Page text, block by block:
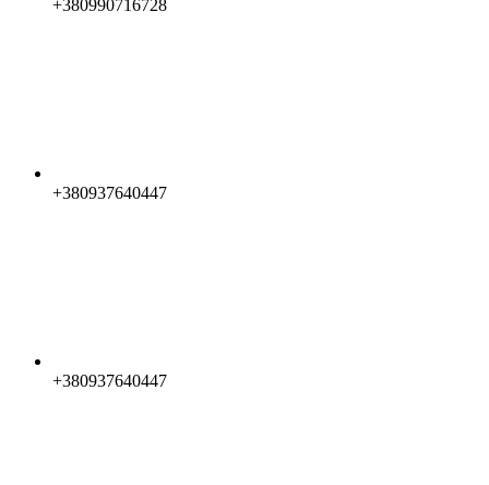
+380990716728
+380937640447
+380937640447